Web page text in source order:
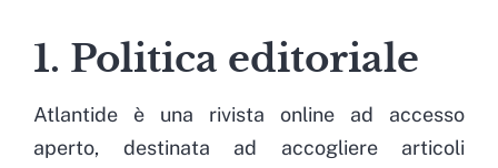
1. Politica editoriale
Atlantide è una rivista online ad accesso
aperto, destinata ad accogliere articoli